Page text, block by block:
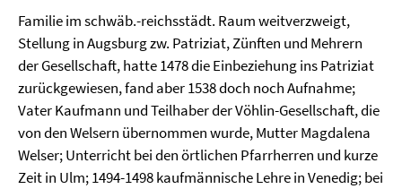
Familie im schwäb.-reichsstädt. Raum weitverzweigt,
Stellung in Augsburg zw. Patriziat, Zünften und Mehrern
der Gesellschaft, hatte 1478 die Einbeziehung ins Patriziat
zurückgewiesen, fand aber 1538 doch noch Aufnahme;
Vater Kaufmann und Teilhaber der Vöhlin-Gesellschaft, die
von den Welsern übernommen wurde, Mutter Magdalena
Welser; Unterricht bei den örtlichen Pfarrherren und kurze
Zeit in Ulm; 1494-1498 kaufmännische Lehre in Venedig; bei